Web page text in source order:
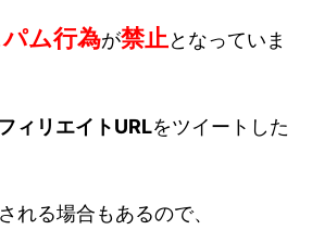
ム行為が禁止となっていま
ィリエイトURLをツイートした
れる場合もあるので、